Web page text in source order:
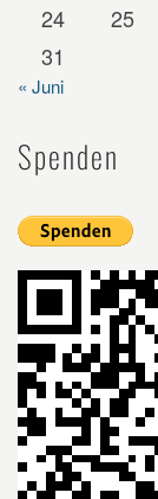
24
25
31
« Juni
Spenden